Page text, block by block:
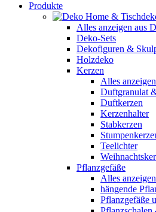
Produkte
Alles anzeigen aus
Deko-Sets
Dekofiguren &
Holzdeko
Kerzen
Alles
Duftgranulat
Duftkerzen
Kerzenhalter
Stabkerzen
Teelichter
Pflanzgefäße
Alles
hängende
Pflanzgefäße